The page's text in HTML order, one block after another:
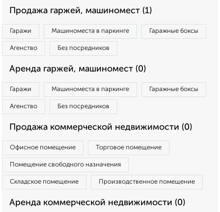
Продажа гаржей, машиномест (1)
Гаражи Машиноместа в паркинге Гаражные боксы
Агенство Без посредников
Аренда гаржей, машиномест (0)
Гаражи Машиноместа в паркинге Гаражные боксы
Агенство Без посредников
Продажа коммерческой недвижимости (0)
Офисное помещение Торговое помещение
Помещение свободного назначения
Складское помещение Производственное помещение
Аренда коммерческой недвижимости (0)